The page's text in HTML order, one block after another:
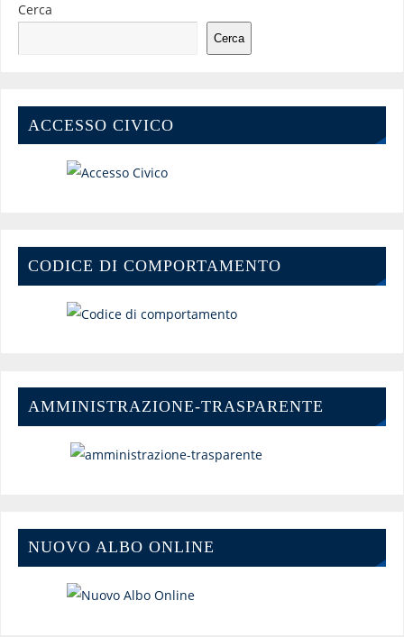
Cerca
Cerca
ACCESSO CIVICO
CODICE DI COMPORTAMENTO
AMMINISTRAZIONE-TRASPARENTE
NUOVO ALBO ONLINE